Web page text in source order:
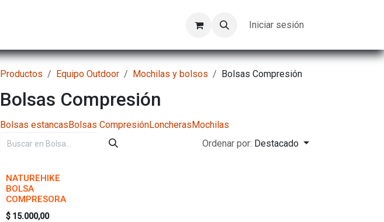
Trabajos Iniciar sesión
Productos Equipo Outdoor Mochilas y bolsos Bolsas Compresión
Bolsas Compresión
Bolsas estancasBolsas CompresiónLoncherasMochilas
Ordenar por: Destacado
NATUREHIKE
BOLSA
COMPRESORA
$ 15.000,00